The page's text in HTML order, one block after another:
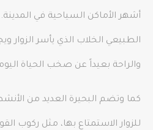
أشهر الأماكن السياحية في المدينة.
الطبيعي الخلاب الذي يأسر الزوار
والراحة بعيداً عن صخب الحياة
كما وتضم البحيرة العديد من
للزوار الاستمتاع بها، مثل ركوب